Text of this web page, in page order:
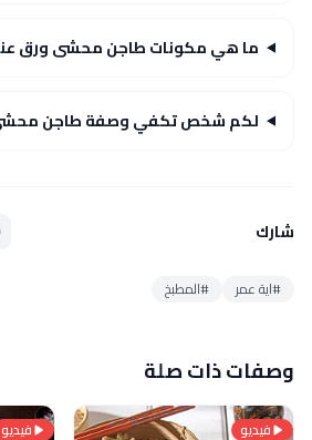
ما هي مكونات طاجن محشى ورق
لكم شخص تكفي وصفة طاجن محشى
شارك
#اية عمر #المطبخ
وصفات ذات صلة
فيديو فيديو